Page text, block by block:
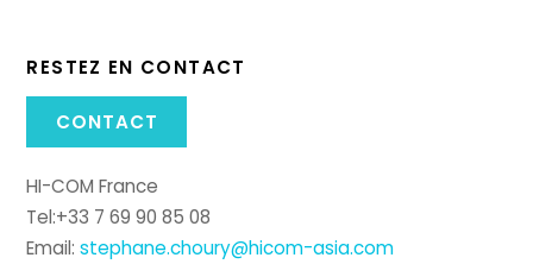
RESTEZ EN CONTACT
CONTACT
HI-COM France
Tel:+33 7 69 90 85 08
Email:stephane.choury@hicom-asia.com